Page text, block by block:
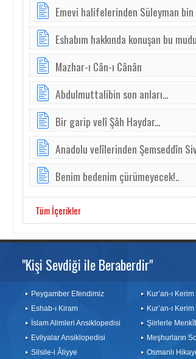
Emevi halifelerinden Süleyman
Eshabım hakkında konuşan bu
Mazhar-ı Cân-ı Cânân
Abdulmuttalibin son anları...
Bir garip velî Şâh Haydar...
Anadolu velîlerinden Şemseddîn
Benim bedenim çürümeyecek!..
Tüm İçerikler
"Kişi Sevdiği ile Beraberdir"
Peygamber Efendimiz
Eshab-ı Kiram
İslam Alimleri Ansiklopedisi
Evliyalar Ansiklopedisi
Silsile-i Âliyye
Kur’an-ı
Kur’an-ı
Şiirlerle
Meşhurların
Osmanlı